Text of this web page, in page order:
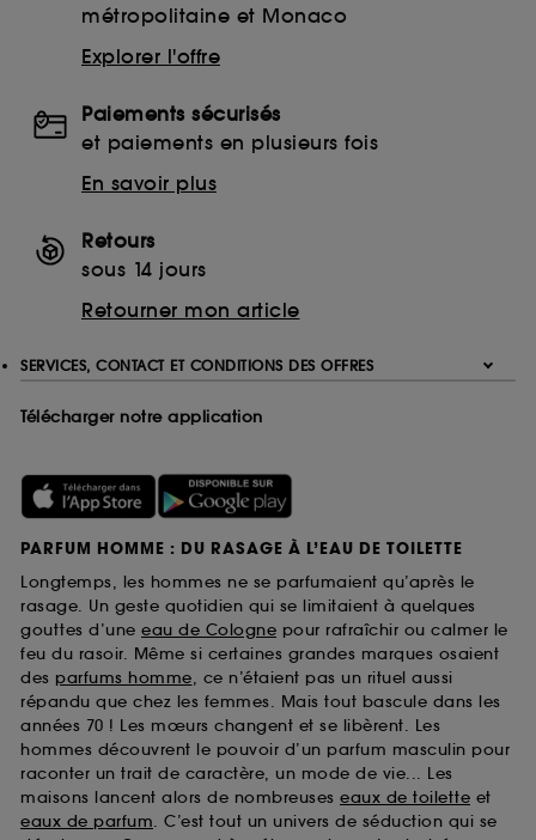
métropolitaine et Monaco
Explorer l'offre
Paiements sécurisés
et paiements en plusieurs fois
En savoir plus
Retours
sous 14 jours
Retourner mon article
SERVICES, CONTACT ET CONDITIONS DES OFFRES
Télécharger notre application
PARFUM HOMME : DU RASAGE À L’EAU DE TOILETTE
Longtemps, les hommes ne se parfumaient qu’après le
rasage. Un geste quotidien qui se limitaient à quelques
gouttes d’une eau de Cologne pour rafraîchir ou calmer le
feu du rasoir. Même si certaines grandes marques osaient
des parfums homme, ce n’étaient pas un rituel aussi
répandu que chez les femmes. Mais tout bascule dans les
années 70 ! Les mœurs changent et se libèrent. Les
hommes découvrent le pouvoir d’un parfum masculin pour
raconter un trait de caractère, un mode de vie... Les
maisons lancent alors de nombreuses eaux de toilette et
eaux de parfum. C’est tout un univers de séduction qui se